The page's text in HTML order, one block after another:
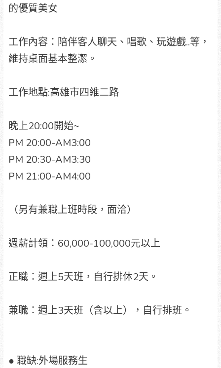
的優質美女
工作內容：陪伴客人聊天、唱歌、玩遊戲..等，
維持桌面基本整潔。
工作地點:高雄市四維二路
晚上20:00開始~
PM 20:00-AM3:00
PM 20:30-AM3:30
PM 21:00-AM4:00
（另有兼職上班時段，面洽）
週薪計領：60,000-100,000元以上
正職：週上5天班，自行排休2天。
兼職：週上3天班（含以上），自行排班。
● 職缺:外場服務生